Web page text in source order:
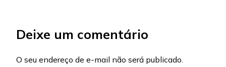
Deixe um comentário
O seu endereço de e-mail não será publicado.